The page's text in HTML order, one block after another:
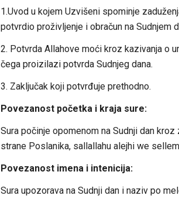
1.Uvod u kojem Uzvišeni spominje
potvrdio proživljenje i obračun na Sudnjem
2. Potvrda Allahove moći kroz kazivanja o
čega proizilazi potvrda Sudnjeg dana.
3. Zaključak koji potvrđuje prethodno.
Povezanost početka i kraja sure:
Sura počinje opomenom na Sudnji dan
strane Poslanika, sallallahu alejhi we
Povezanost imena i intenicija:
Sura upozorava na Sudnji dan i naziv po